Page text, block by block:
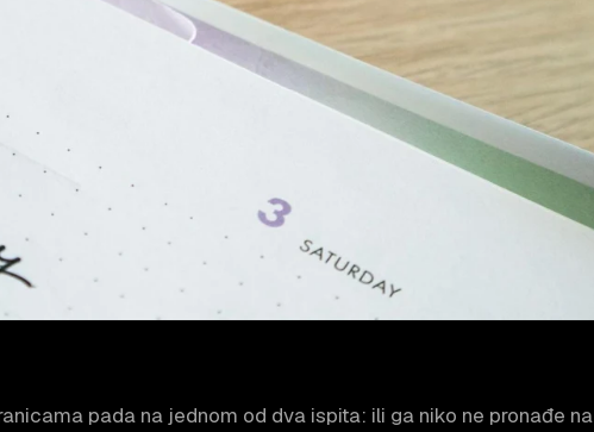
pada na jednom od dva ispita: ili ga niko ne pronađe na